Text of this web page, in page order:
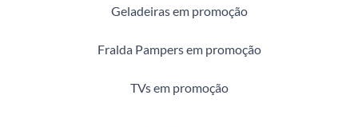
Geladeiras em promoção
Fralda Pampers em promoção
TVs em promoção